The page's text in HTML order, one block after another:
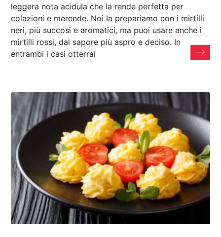
leggera nota acidula che la rende perfetta per
colazioni e merende. Noi la prepariamo con i mirtilli
neri, più succosi e aromatici, ma puoi usare anche i
mirtilli rossi, dal sapore più aspro e deciso. In
entrambi i casi otterrai